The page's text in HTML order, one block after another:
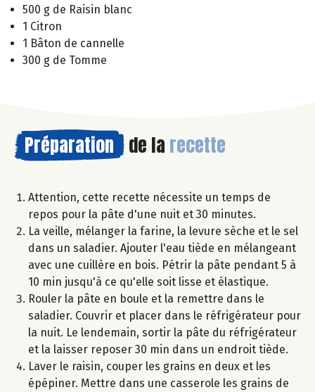
500 g de Raisin blanc
1 Citron
1 Bâton de cannelle
300 g de Tomme
Préparation de la recette
Attention, cette recette nécessite un temps de
repos pour la pâte d'une nuit et 30 minutes.
La veille, mélanger la farine, la levure sèche et le sel
dans un saladier. Ajouter l'eau tiède en mélangeant
avec une cuillère en bois. Pétrir la pâte pendant 5 à
10 min jusqu'à ce qu'elle soit lisse et élastique.
Rouler la pâte en boule et la remettre dans le
saladier. Couvrir et placer dans le réfrigérateur pour
la nuit. Le lendemain, sortir la pâte du réfrigérateur
et la laisser reposer 30 min dans un endroit tiède.
Laver le raisin, couper les grains en deux et les
épépiner. Mettre dans une casserole les grains de